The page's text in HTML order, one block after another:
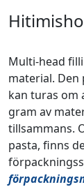
Hitimisho
Multi-head
material. Den
kan turas om
gram av
tillsammans.
pasta, finns